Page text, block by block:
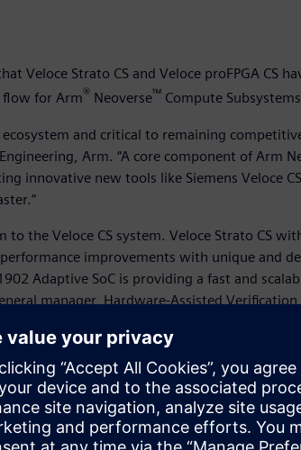
Veloce Strato CS and Veloce proFPGA CS
flow for Arm® Neoverse™ Compute Subsystems
and critical to remaining
Arm. “A core component of Arm
innovative new tools like Siemens Veloce
the Veloce CS system. Veloce Strato CS
improvements with unique and
Adaptive SoC is providing a fast and
manager, Hardware-Assisted
the varied challenges faced by hardware,
gives us a strong foundation for gauging
configuration that is fully compliant with
superior cooling, and compact
additional user flexibility.